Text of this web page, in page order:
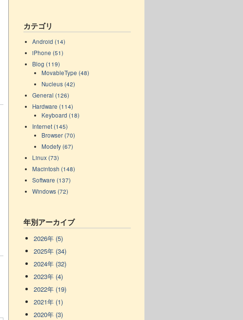
カテゴリ
Android (14)
iPhone (51)
Blog (119)
MovableType (48)
Nucleus (42)
General (126)
Hardware (114)
Keyboard (18)
Internet (145)
Browser (70)
Modefy (67)
Linux (73)
Macintosh (148)
Software (137)
Windows (72)
年別アーカイブ
2026年 (5)
2025年 (34)
2024年 (32)
2023年 (4)
2022年 (19)
2021年 (1)
2020年 (3)